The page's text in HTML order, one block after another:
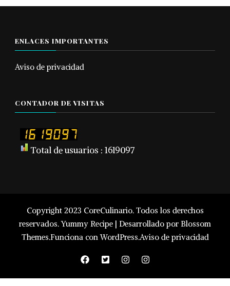
ENLACES IMPORTANTES
Aviso de privacidad
CONTADOR DE VISITAS
Total de usuarios : 1619097
Copyright 2023 CoreCulinario. Todos los derechos
reservados.Yummy Recipe | Desarrollado por Blossom
Themes.Funciona conWordPress.Aviso de privacidad